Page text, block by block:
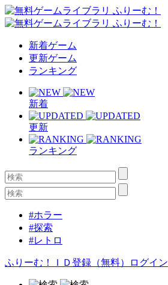
新着ゲーム
更新ゲーム
ランキング
新着
更新
ランキング
#ホラー
#探索
#レトロ
ふりーむ！ＩＤ登録（無料） ログイン